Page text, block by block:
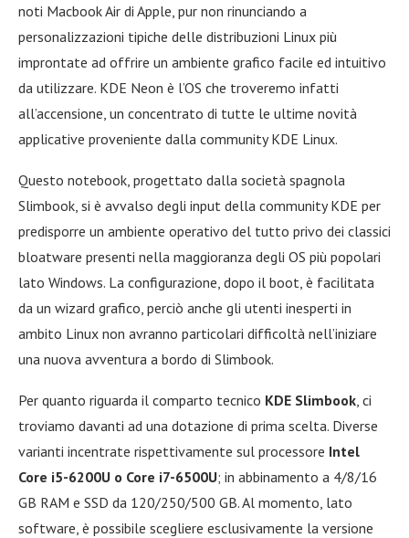
noti Macbook Air di Apple, pur non rinunciando a
personalizzazioni tipiche delle distribuzioni Linux più
improntate ad offrire un ambiente grafico facile ed intuitivo
da utilizzare. KDE Neon è l’OS che troveremo infatti
all’accensione, un concentrato di tutte le ultime novità
applicative proveniente dalla community KDE Linux.
Questo notebook, progettato dalla società spagnola
Slimbook, si è avvalso degli input della community KDE per
predisporre un ambiente operativo del tutto privo dei classici
bloatware presenti nella maggioranza degli OS più popolari
lato Windows. La configurazione, dopo il boot, è facilitata
da un wizard grafico, perciò anche gli utenti inesperti in
ambito Linux non avranno particolari difficoltà nell’iniziare
una nuova avventura a bordo di Slimbook.
Per quanto riguarda il comparto tecnico KDE Slimbook , ci
troviamo davanti ad una dotazione di prima scelta. Diverse
varianti incentrate rispettivamente sul processore Intel
Core i5-6200U o Core i7-6500U; in abbinamento a 4/8/16
GB RAM e SSD da 120/250/500 GB. Al momento, lato
software, è possibile scegliere esclusivamente la versione